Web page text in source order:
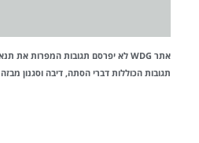
אתר WDG לא יפרסם תגובות המפרות את
תגובות הכוללות דברי הסתה, דיבה וסגנון מבזה